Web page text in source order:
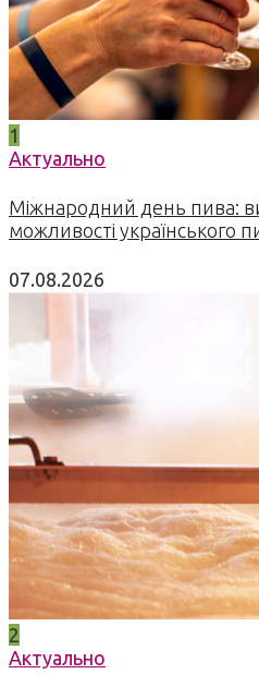
1
Актуально
Міжнародний день пива:
можливості українського
07.08.2026
2
Актуально